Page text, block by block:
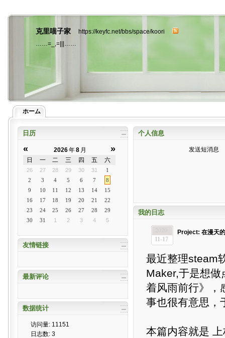
克里喵子家
https://keyfc.net/bbs/space/koori
……=_,=|||……
ホーム
日历
»
« 2026年8 月
日
一 二 三 四 五 六
26 27 28 29 30 31
1
2
3 4 5 6 7
8
9
10 11 12 13 14
15
16
17 18 19 20 21
22
23
24 25 26 27 28
29
30
31 1 2 3 4 5
友情链接
最新评论
数据统计
访问量: 11151
日志数: 3
个人信息
发送短消息
我的日志
11-17
Project: 在漫天
最近整理steam
Maker,于是想
着风雨前行》，
事也很有意思
本篇内容就是